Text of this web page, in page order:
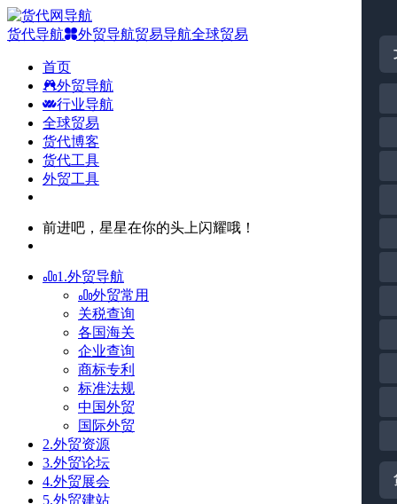
货代导航 外贸导航贸易导航全球贸易
首页
外贸导航
行业导航
全球贸易
货代博客
货代工具
外贸工具
前进吧，星星在你的头上闪耀哦！
1.外贸导航
外贸常用
关税查询
各国海关
企业查询
商标专利
标准法规
中国外贸
国际外贸
2.外贸资源
3.外贸论坛
4.外贸展会
5.外贸建站